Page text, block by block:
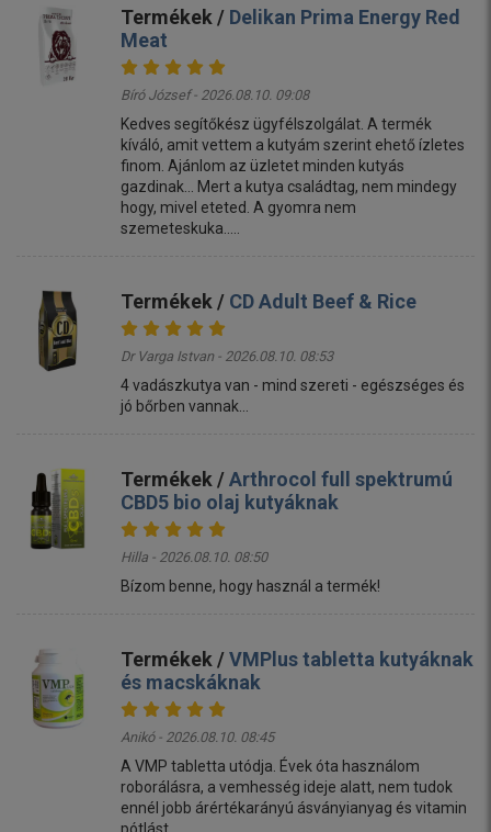
Termékek / Delikan Prima Energy Red
Meat
Bíró József - 2026.08.10. 09:08
Kedves segítőkész ügyfélszolgálat. A termék
kíváló, amit vettem a kutyám szerint ehető ízletes
finom. Ajánlom az üzletet minden kutyás
gazdinak... Mert a kutya családtag, nem mindegy
hogy, mivel eteted. A gyomra nem
szemeteskuka.....
Termékek / CD Adult Beef & Rice
Dr Varga Istvan - 2026.08.10. 08:53
4 vadászkutya van - mind szereti - egészséges és
jó bőrben vannak...
Termékek /Arthrocol full spektrumú
CBD5 bio olaj kutyáknak
Hilla - 2026.08.10. 08:50
Bízom benne, hogy használ a termék!
Termékek /VMPlus tabletta kutyáknak
és macskáknak
Anikó - 2026.08.10. 08:45
A VMP tabletta utódja. Évek óta használom
roborálásra, a vemhesség ideje alatt, nem tudok
ennél jobb árértékarányú ásványianyag és vitamin